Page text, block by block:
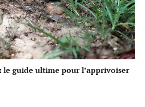
guide ultime pour l’apprivoiser